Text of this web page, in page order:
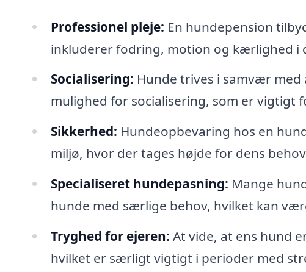
Professionel pleje: En hundepension
inkluderer fodring, motion og kærlighed i
Socialisering: Hunde trives i samvær
mulighed for socialisering, som er vigtigt
Sikkerhed: Hundeopbevaring hos en
miljø, hvor der tages højde for dens
Specialiseret hundepasning: Mange
hunde med særlige behov, hvilket kan
Tryghed for ejeren: At vide, at ens hund
hvilket er særligt vigtigt i perioder med